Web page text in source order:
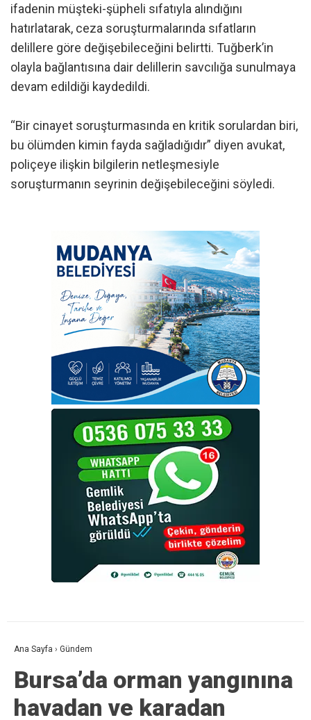
ifadenin müşteki-şüpheli sıfatıyla alındığını
hatırlatarak, ceza soruşturmalarında sıfatların
delillere göre değişebileceğini belirtti. Tuğberk’in
olayla bağlantısına dair delillerin savcılığa sunulmaya
devam edildiği kaydedildi.
“Bir cinayet soruşturmasında en kritik sorulardan biri,
bu ölümden kimin fayda sağladığıdır” diyen avukat,
poliçeye ilişkin bilgilerin netleşmesiyle
soruşturmanın seyrinin değişebileceğini söyledi.
Ana Sayfa › Gündem
Bursa’da orman yangınına
havadan ve karadan